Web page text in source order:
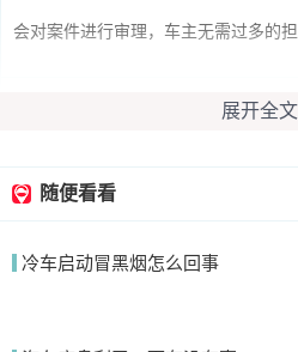
会对案件进行审理，车主无需过多的
民事案件法院受理立案以后，一般也
两个月之内要开庭。如果要发公告送
展开全文
随便看看
冷车启动冒黑烟怎么回事